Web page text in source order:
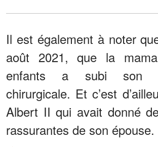
Il est également à noter
août 2021, que la
enfants a subi son
chirurgicale. Et c’est
Albert II qui avait donné
rassurantes de son épouse.